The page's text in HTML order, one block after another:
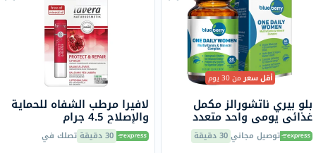
أقل سعرمن 30 يوم
بلو بيري ناتشورالز مكمل
غذائي يومي واحد متعدد
الفيتامينات والمعادن للنساء،
حزمة من 60 قرصتوصيل مجاني30 دقيقة
لافيرا مرطب الشفاه للحماية
والإصلاح 4.5 جرام
30 دقيقة تصلك في